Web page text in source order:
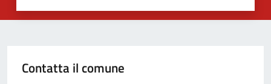
Contatta il comune